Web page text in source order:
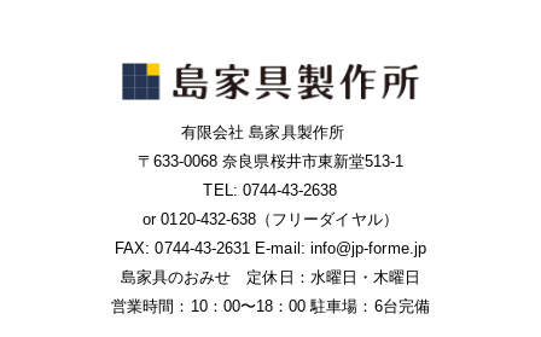
有限会社 島家具製作所
〒633-0068 奈良県桜井市東新堂513-1
TEL: 0744-43-2638
or 0120-432-638（フリーダイヤル）
FAX: 0744-43-2631 E-mail: info@jp-forme.jp
島家具のおみせ 定休日：水曜日・木曜日
営業時間：10：00〜18：00 駐車場：6台完備